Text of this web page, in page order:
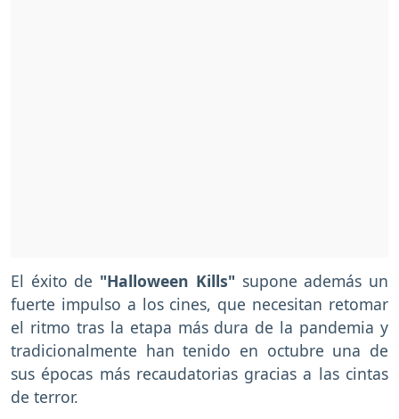
El éxito de "Halloween Kills" supone además un
fuerte impulso a los cines, que necesitan retomar
el ritmo tras la etapa más dura de la pandemia y
tradicionalmente han tenido en octubre una de
sus épocas más recaudatorias gracias a las cintas
de terror.